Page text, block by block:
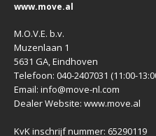
www.move.al
M.O.V.E. b.v.
Muzenlaan 1
5631 GA, Eindhoven
Telefoon: 040-2407031 (11:00-
Email: info@move-nl.com
Dealer Website: www.move.al
KvK inschrijf nummer: 65290119